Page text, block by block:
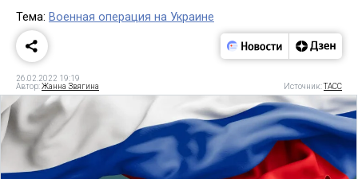
Тема: Военная операция на Украине
26.02.2022 19:19
Автор:Жанна Звягина Источник:ТАСС